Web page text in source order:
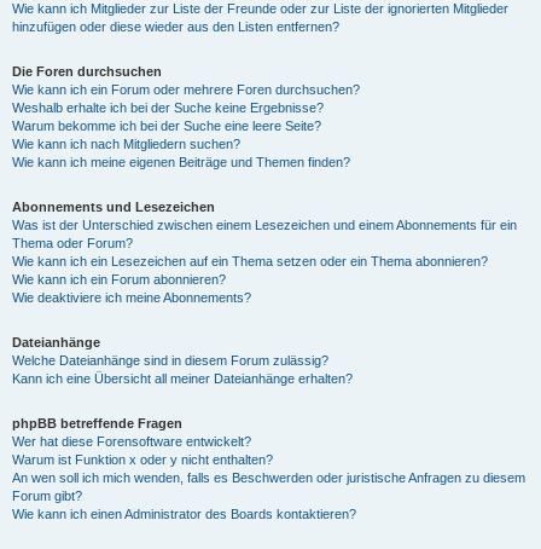
Wie kann ich Mitglieder zur Liste der Freunde oder zur Liste der ignorierten Mitglieder
hinzufügen oder diese wieder aus den Listen entfernen?
Die Foren durchsuchen
Wie kann ich ein Forum oder mehrere Foren durchsuchen?
Weshalb erhalte ich bei der Suche keine Ergebnisse?
Warum bekomme ich bei der Suche eine leere Seite?
Wie kann ich nach Mitgliedern suchen?
Wie kann ich meine eigenen Beiträge und Themen finden?
Abonnements und Lesezeichen
Was ist der Unterschied zwischen einem Lesezeichen und einem Abonnements für ein
Thema oder Forum?
Wie kann ich ein Lesezeichen auf ein Thema setzen oder ein Thema abonnieren?
Wie kann ich ein Forum abonnieren?
Wie deaktiviere ich meine Abonnements?
Dateianhänge
Welche Dateianhänge sind in diesem Forum zulässig?
Kann ich eine Übersicht all meiner Dateianhänge erhalten?
phpBB betreffende Fragen
Wer hat diese Forensoftware entwickelt?
Warum ist Funktion x oder y nicht enthalten?
An wen soll ich mich wenden, falls es Beschwerden oder juristische Anfragen zu diesem
Forum gibt?
Wie kann ich einen Administrator des Boards kontaktieren?